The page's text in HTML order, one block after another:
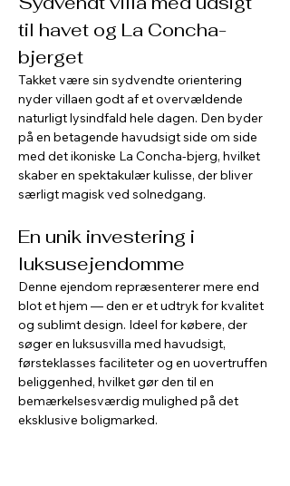
til havet og La Concha-
bjerget
Takket være sin sydvendte orientering
nyder villaen godt af et overvældende
naturligt lysindfald hele dagen. Den byder
på en betagende havudsigt side om side
med det ikoniske La Concha-bjerg, hvilket
skaber en spektakulær kulisse, der bliver
særligt magisk ved solnedgang.
En unik investering i
luksusejendomme
Denne ejendom repræsenterer mere end
blot et hjem — den er et udtryk for kvalitet
og sublimt design. Ideel for købere, der
søger en luksusvilla med havudsigt,
førsteklasses faciliteter og en uovertruffen
beliggenhed, hvilket gør den til en
bemærkelsesværdig mulighed på det
eksklusive boligmarked.